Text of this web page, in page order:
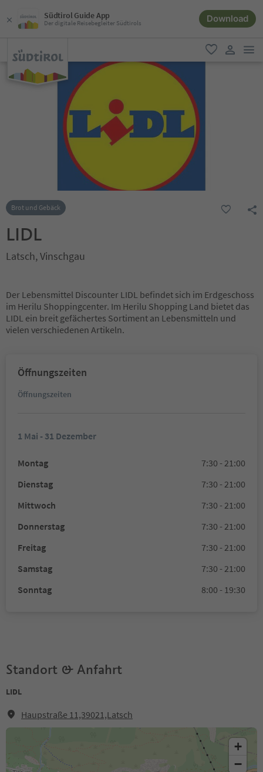
Südtirol Guide App
Der digitale Reisebegleiter Südtirols Download
favorit
Brot und Gebäck
LIDL
Latsch, Vinschgau
Der Lebensmittel Discounter LIDL befindet sich im Erdgeschoss
im Herilu Shoppingcenter. Im Herilu Shopping Land bietet das
LIDL ein breit gefächertes Sortiment an Lebensmitteln und
vielen verschiedenen Artikeln.
Öffnungszeiten
Öffnungszeiten
1 Mai - 31 Dezember
Montag
7:30 - 21:00
Dienstag
7:30 - 21:00
Mittwoch
7:30 - 21:00
Donnerstag
7:30 - 21:00
Freitag
7:30 - 21:00
Samstag
7:30 - 21:00
Sonntag
8:00 - 19:30
Standort & Anfahrt
LIDL
Haupstraße 11,39021,Latsch
+
−